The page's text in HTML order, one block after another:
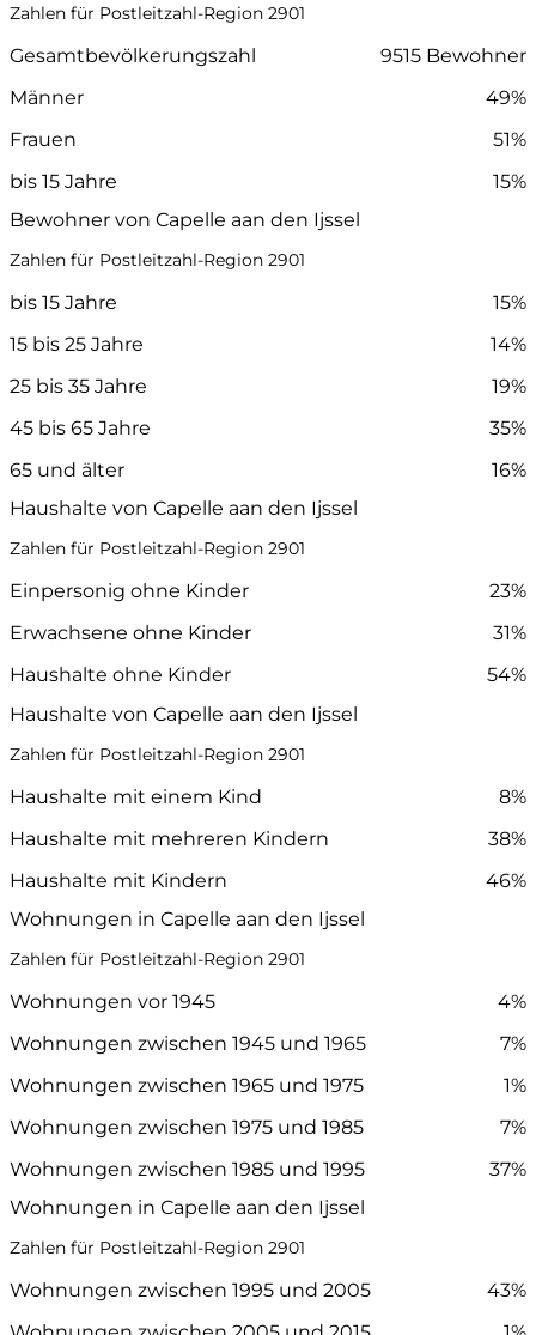
Zahlen für Postleitzahl-Region 2901
Gesamtbevölkerungszahl
9515 Bewohner
Männer
49%
Frauen
51%
bis 15 Jahre
15%
Bewohner von Capelle aan den Ijssel
Zahlen für Postleitzahl-Region 2901
bis 15 Jahre
15%
15 bis 25 Jahre
14%
25 bis 35 Jahre
19%
45 bis 65 Jahre
35%
65 und älter
16%
Haushalte von Capelle aan den Ijssel
Zahlen für Postleitzahl-Region 2901
Einpersonig ohne Kinder
23%
Erwachsene ohne Kinder
31%
Haushalte ohne Kinder
54%
Haushalte von Capelle aan den Ijssel
Zahlen für Postleitzahl-Region 2901
Haushalte mit einem Kind
8%
Haushalte mit mehreren Kindern
38%
Haushalte mit Kindern
46%
Wohnungen in Capelle aan den Ijssel
Zahlen für Postleitzahl-Region 2901
Wohnungen vor 1945
4%
Wohnungen zwischen 1945 und 1965
7%
Wohnungen zwischen 1965 und 1975
1%
Wohnungen zwischen 1975 und 1985
7%
Wohnungen zwischen 1985 und 1995
37%
Wohnungen in Capelle aan den Ijssel
Zahlen für Postleitzahl-Region 2901
Wohnungen zwischen 1995 und 2005
43%